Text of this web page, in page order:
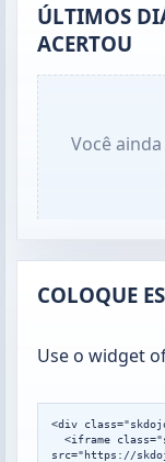
ÚLTIMOS
ACERTOU
Você
COLOQUE
Use o widget
<div
src="https://